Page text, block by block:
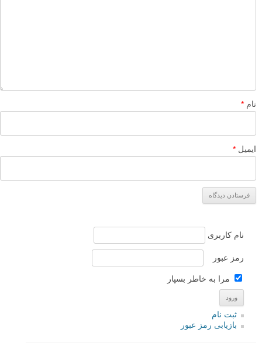
نام *
ایمیل *
نام کاربری
رمز عبور
مرا به خاطر بسپار
ثبت نام
بازیابی رمز عبور